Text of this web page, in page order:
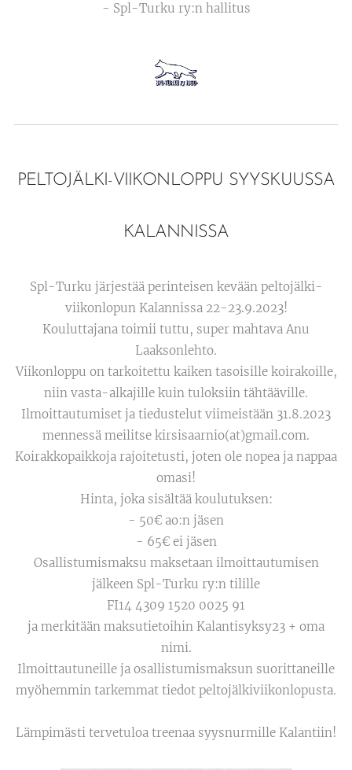
- Spl-Turku ry:n hallitus
PELTOJÄLKI-VIIKONLOPPU SYYSKUUSSA
KALANNISSA
Spl-Turku järjestää perinteisen kevään peltojälki-
viikonlopun Kalannissa 22-23.9.2023!
Kouluttajana toimii tuttu, super mahtava Anu
Laaksonlehto.
Viikonloppu on tarkoitettu kaiken tasoisille koirakoille,
niin vasta-alkajille kuin tuloksiin tähtääville.
Ilmoittautumiset ja tiedustelut viimeistään 31.8.2023
mennessä meilitse kirsisaarnio(at)gmail.com.
Koirakkopaikkoja rajoitetusti, joten ole nopea ja nappaa
omasi!
Hinta, joka sisältää koulutuksen:
- 50€ ao:n jäsen
- 65€ ei jäsen
Osallistumismaksu maksetaan ilmoittautumisen
jälkeen Spl-Turku ry:n tilille
FI14 4309 1520 0025 91
ja merkitään maksutietoihin Kalantisyksy23 + oma
nimi.
Ilmoittautuneille ja osallistumismaksun suorittaneille
myöhemmin tarkemmat tiedot peltojälkiviikonlopusta.
Lämpimästi tervetuloa treenaa syysnurmille Kalantiin!